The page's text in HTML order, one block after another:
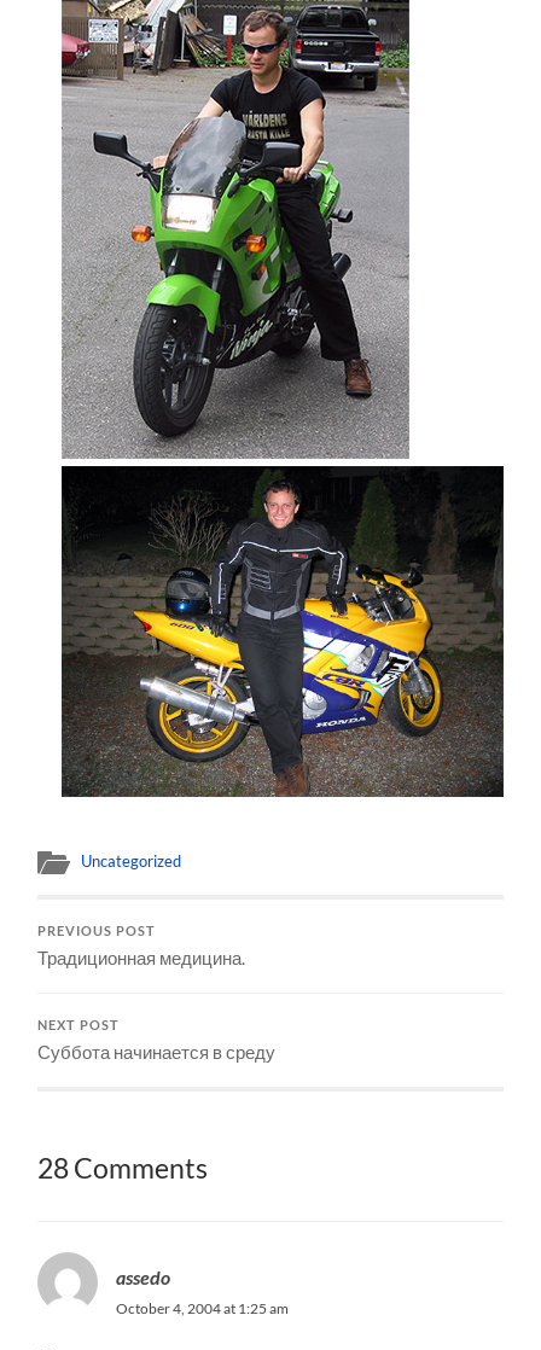
Uncategorized
PREVIOUS POST
Традиционная медицина.
NEXT POST
Суббота начинается в среду
28 Comments
assedo
October 4, 2004 at 1:25 am